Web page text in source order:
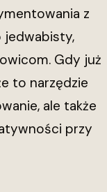
z
jedwabisty,
Gdy już
to narzędzie
ale także
przy